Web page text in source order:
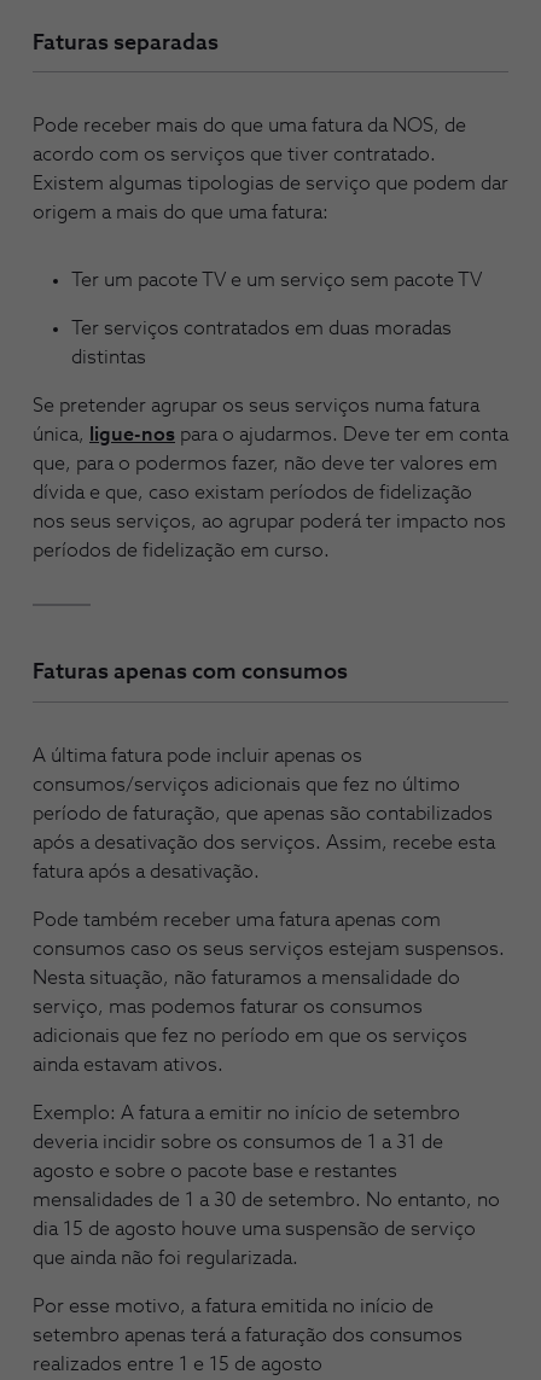
Faturas separadas
Pode receber mais do que uma fatura da NOS, de
acordo com os serviços que tiver contratado.
Existem algumas tipologias de serviço que podem dar
origem a mais do que uma fatura:
Ter um pacote TV e um serviço sem pacote TV
Ter serviços contratados em duas moradas
distintas
Se pretender agrupar os seus serviços numa fatura
única,
ligue-nos para o ajudarmos. Deve ter em conta
que, para o podermos fazer, não deve ter valores em
dívida e que, caso existam períodos de fidelização
nos seus serviços, ao agrupar poderá ter impacto nos
períodos de fidelização em curso.
Faturas apenas com consumos
A última fatura pode incluir apenas os
consumos/serviços adicionais que fez no último
período de faturação, que apenas são contabilizados
após a desativação dos serviços. Assim, recebe esta
fatura após a desativação.
Pode também receber uma fatura apenas com
consumos caso os seus serviços estejam suspensos.
Nesta situação, não faturamos a mensalidade do
serviço, mas podemos faturar os consumos
adicionais que fez no período em que os serviços
ainda estavam ativos.
Exemplo: A fatura a emitir no início de setembro
deveria incidir sobre os consumos de 1 a 31 de
agosto e sobre o pacote base e restantes
mensalidades de 1 a 30 de setembro. No entanto, no
dia 15 de agosto houve uma suspensão de serviço
que ainda não foi regularizada.
Por esse motivo, a fatura emitida no início de
setembro apenas terá a faturação dos consumos
realizados entre 1 e 15 de agosto